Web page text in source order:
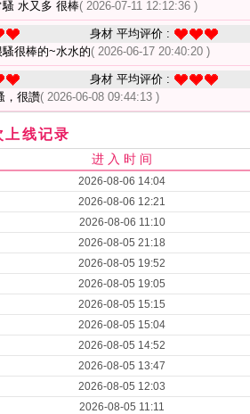
水又多 很棒( 2026-07-11 12:12:36 )
身材 平均评价 :
很棒的~水水的( 2026-06-17 20:40:20 )
身材 平均评价 :
，很讚( 2026-06-08 09:44:13 )
线记录
进 入 时 间
2026-08-06 14:04
2026-08-06 12:21
2026-08-06 11:10
2026-08-05 21:18
2026-08-05 19:52
2026-08-05 19:05
2026-08-05 15:15
2026-08-05 15:04
2026-08-05 14:52
2026-08-05 13:47
2026-08-05 12:03
2026-08-05 11:11